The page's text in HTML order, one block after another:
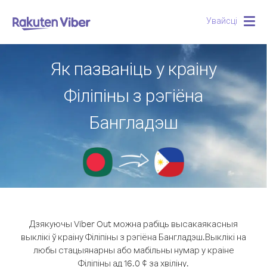
Увайсці
Як пазваніць у краіну
Філіпіны з рэгіёна
Бангладэш
Дзякуючы Viber Out можна рабіць высакаякасныя
выклікі ў краіну Філіпіны з рэгіёна Бангладэш.Выклікі на
любы стацыянарны або мабільны нумар у краіне
Філіпіны ад 16.0 ¢ за хвіліну.